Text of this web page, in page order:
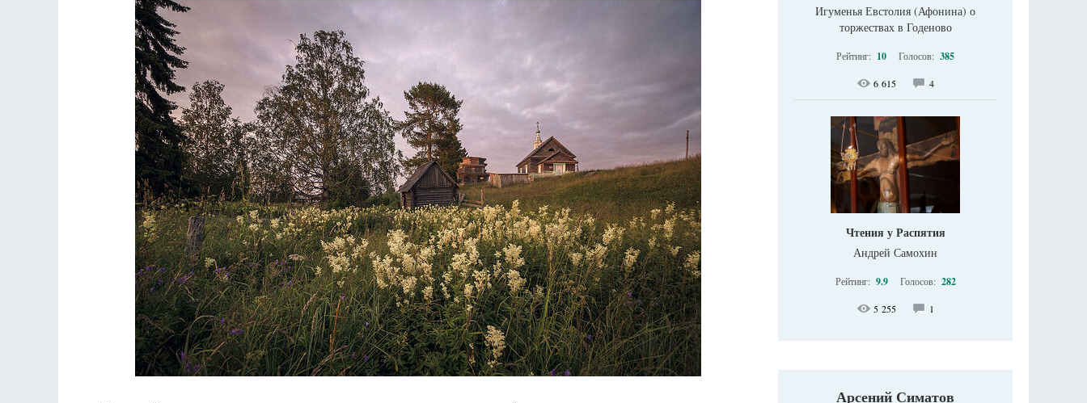
Игуменья Евстолия (Афонина) о
торжествах в Годеново
Рейтинг: 10 Голосов: 385
6 615 4
Чтения у Распятия
Андрей Самохин
Рейтинг: 9.9 Голосов: 282
5 255 1
Арсений Симатов